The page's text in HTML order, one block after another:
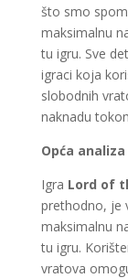
što smo
maksimalnu
tu igru. Sve
igraci koja
slobodnih
naknadu
Opća analiza
Igra Lord of
prethodno, je
maksimalnu
tu igru.
vratova